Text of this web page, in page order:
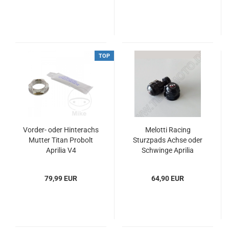
TOP
Vorder- oder Hinterachs
Mutter Titan Probolt
Aprilia V4
79,99 EUR
Melotti Racing
Sturzpads Achse oder
Schwinge Aprilia
64,90 EUR